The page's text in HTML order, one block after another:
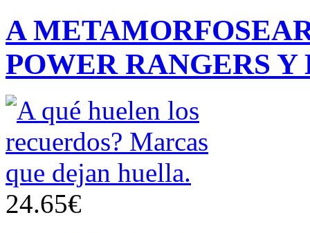
A
POWER RANGERS
24.65€